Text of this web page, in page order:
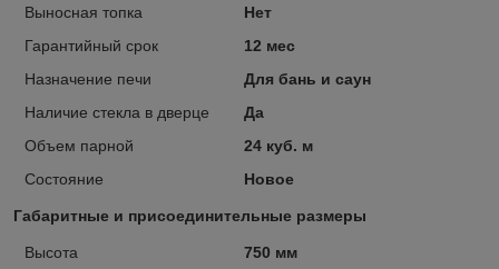
Выносная топка
Нет
Гарантийный срок
12 мес
Назначение печи
Для бань и саун
Наличие стекла в дверце
Да
Объем парной
24 куб. м
Состояние
Новое
Габаритные и присоединительные размеры
Высота 750 мм